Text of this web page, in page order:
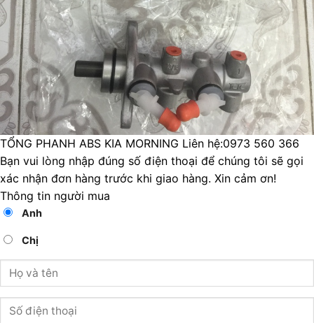
TỔNG PHANH ABS KIA MORNING Liên hệ:0973 560 366
Bạn vui lòng nhập đúng số điện thoại để chúng tôi sẽ gọi
xác nhận đơn hàng trước khi giao hàng. Xin cảm ơn!
Thông tin người mua
Anh
Chị